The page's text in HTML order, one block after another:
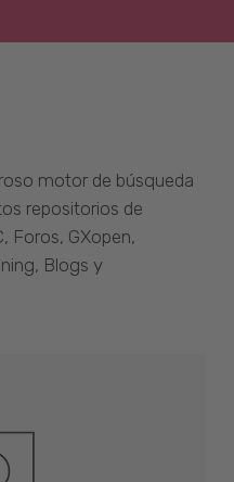
motor de búsqueda
repositorios de
Foros, GXopen,
Blogs y